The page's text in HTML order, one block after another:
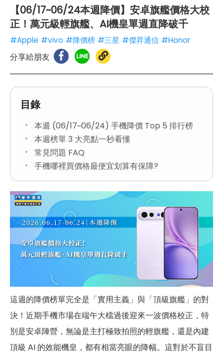
【06/17~06/24本週降價】安卓旗艦價格大校
正！萬元級輕旗艦、AI機皇單週直降破千
#Apple #vivo #降價榜 #三星 #傑昇通信 #Honor
分享給朋友
目錄
本週 (06/17~06/24) 手機降價 Top 5 排行榜
本週榜單 3 大亮點一秒看懂
常見問題 FAQ
手機哪裡買價格最便宜划算有保障?
這週的降價榜單完全是「實用主義」與「頂級旗艦」的對
決！近期手機市場在端午大檔過後迎來一波價格校正，特
別是安卓陣營，無論是主打極致拍照的輕旗艦，還是內建
頂級 AI 的效能機皇，都有相當亮眼的降幅。這對於不盲目